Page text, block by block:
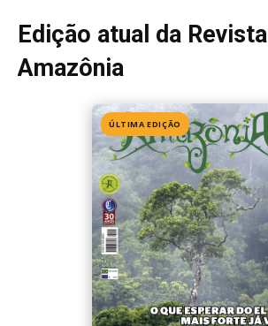
Edição atual da Revista
Amazônia
ÚLTIMA EDIÇÃO